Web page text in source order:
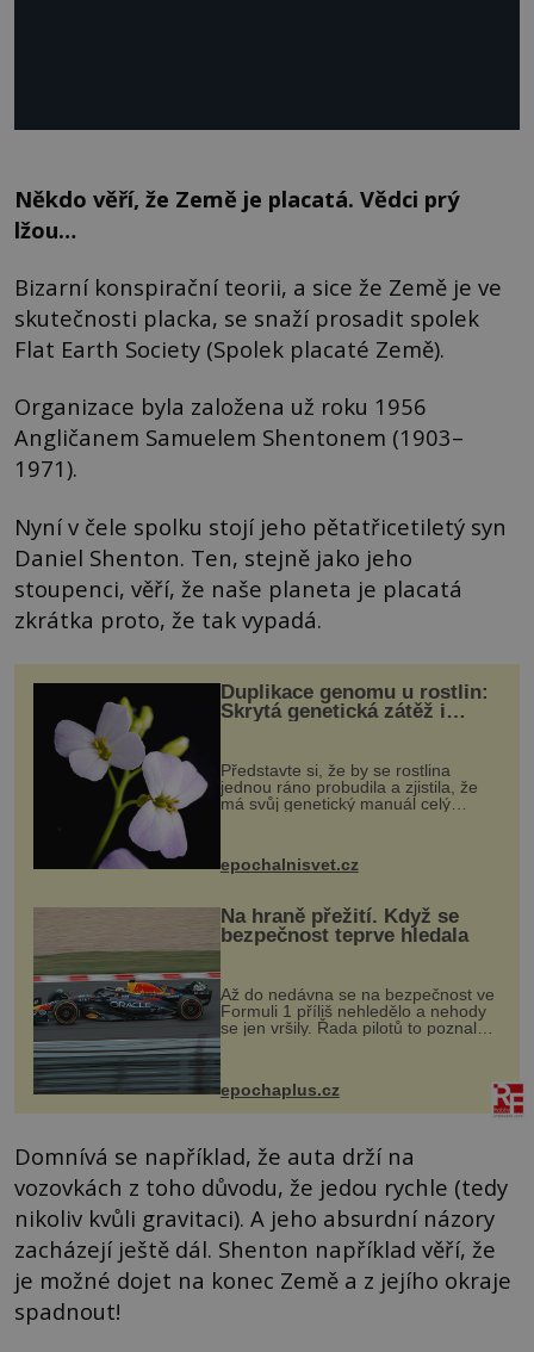
Někdo věří, že Země je placatá. Vědci prý
lžou…
Bizarní konspirační teorii, a sice že Země je ve
skutečnosti placka, se snaží prosadit spolek
Flat Earth Society (Spolek placaté Země).
Organizace byla založena už roku 1956
Angličanem Samuelem Shentonem (1903–
1971).
Nyní v čele spolku stojí jeho pětatřicetiletý syn
Daniel Shenton. Ten, stejně jako jeho
stoupenci, věří, že naše planeta je placatá
zkrátka proto, že tak vypadá.
Duplikace genomu u rostlin:
Skrytá genetická zátěž i
Představte si, že by se rostlina
jednou ráno probudila a zjistila, že
má svůj genetický manuál celý
vstupenka...
epochalnisvet.cz
Na hraně přežití. Když se
bezpečnost teprve hledala
Až do nedávna se na bezpečnost ve
Formuli 1 příliš nehledělo a nehody
se jen vršily. Řada pilotů to poznala
na vlastní kůži, často s trvalými
následky nebo bohužel i ztrátou
života. Dnes nepochopiteln...
epochaplus.cz
Domnívá se například, že auta drží na
vozovkách z toho důvodu, že jedou rychle (tedy
nikoliv kvůli gravitaci). A jeho absurdní názory
zacházejí ještě dál. Shenton například věří, že
je možné dojet na konec Země a z jejího okraje
spadnout!